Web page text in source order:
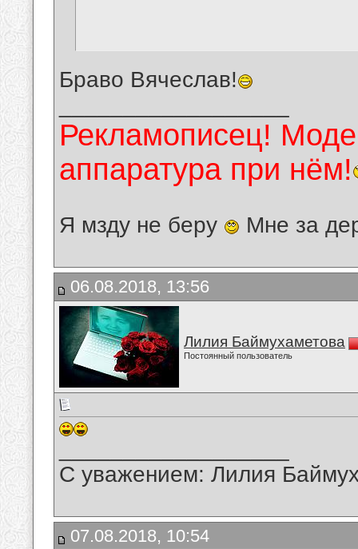
Браво Вячеслав!
Рекламописец!
аппаратура при нём!
Я мзду не беру Мне за
06.08.2018, 13:56
Лилия Баймухаметова
Постоянный пользователь
С уважением: Лилия
07.08.2018, 10:54